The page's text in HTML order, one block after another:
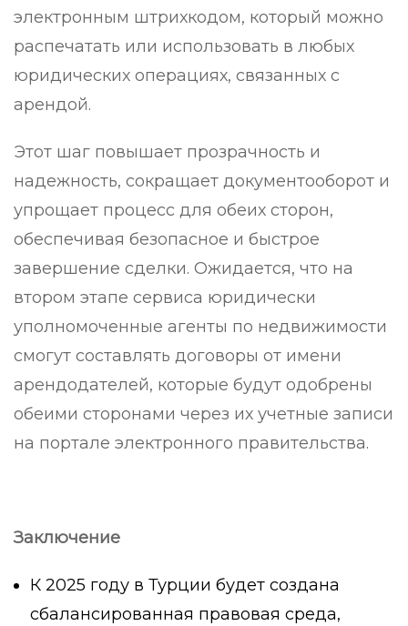
электронным штрихкодом, который можно
распечатать или использовать в любых
юридических операциях, связанных с
арендой.
Этот шаг повышает прозрачность и
надежность, сокращает документооборот и
упрощает процесс для обеих сторон,
обеспечивая безопасное и быстрое
завершение сделки. Ожидается, что на
втором этапе сервиса юридически
уполномоченные агенты по недвижимости
смогут составлять договоры от имени
арендодателей, которые будут одобрены
обеими сторонами через их учетные записи
на портале электронного правительства.
Заключение
К 2025 году в Турции будет создана
сбалансированная правовая среда,